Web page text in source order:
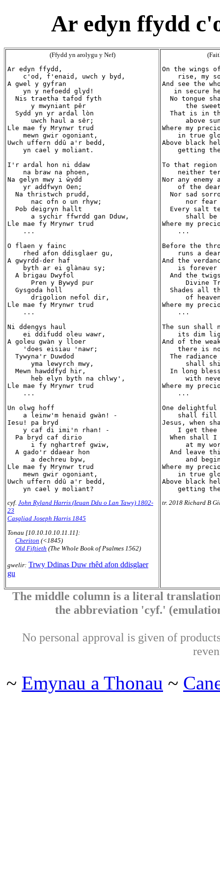
Ar edyn ffydd
(Ffydd yn arolygu y Nef)
Ar edyn ffydd,
    c'od, f'enaid, uwch y byd,
A gwel y gyfran
    yn y nefoedd glyd!
  Nis traetha tafod fyth
      y mwyniant pêr
  Sydd yn yr ardal lòn
      uwch haul a sêr;
Lle mae fy Mrynwr trud
    mewn gwir ogoniant,
Uwch uffern ddû a'r bedd,
    yn cael y moliant.
I'r ardal hon ni ddaw
    na braw na phoen,
Na gelyn mwy i ŵydd
    yr addfwyn Oen;
  Na thristwch prudd,
      nac ofn o un rhyw;
  Pob deigryn hallt
      a sychir ffwrdd gan Dduw,
Lle mae fy Mrynwr trud
    ...
O flaen y fainc
    rhed afon ddisglaer gu,
A gwyrdd-der haf
    byth ar ei glànau sy;
  A brigau Dwyfol
      Pren y Bywyd pur
  Gysgoda holl
      drigolion nefol dir,
Lle mae fy Mrynwr trud
    ...
Ni ddengys haul
    ei ddifudd oleu wawr,
A goleu gwàn y lloer
    'does eisiau 'nawr;
  Tywyna'r Duwdod
      yma lewyrch mwy,
  Mewn hawddfyd hir,
      heb elyn byth na chlwy',
Lle mae fy Mrynwr trud
    ...
Un olwg hoff
    a leinw'm henaid gwàn! -
Iesu! pa bryd
    y caf di imi'n rhan! -
  Pa bryd caf dirio
      i fy nghartref gwiw,
  A gado'r ddaear hon
      a dechreu byw,
Lle mae fy Mrynwr trud
    mewn gwir ogoniant,
Uwch uffern ddû a'r bedd,
cyf. John Ryland Harris (Ieuan Ddu o Lan Tawy) 1802-
23
Casgliad Joseph Harris 1845
Tonau [10.10.10.10.11.11]:
Cheriton (<1845)
Old Fiftieth (The Whole Book of Psalmes 1562)
gwelir: Trwy Ddinas Duw rhêd afon ddisglaer
gu
On the wings
rise, my
And see the
in secure
No tongue
the
That is in
above
Where my
in true
Above black
getting
To that region
neither
Nor any enemy
of the
Nor sad
nor fear
Every salt
shall be
Where my
    ...
Before the
runs a
And the
is forever
And the
Divine
Shades all
of
Where my
    ...
The sun shall
its dim
And of the
there is
The radiance
shall
In long
with
Where my
    ...
One delightful
shall fill
Jesus, when
I get thee
When shall I
at my
And leave
and
Where my
in true
Above black
tr. 2018 Richard B
The middle column is a literal
the abbreviation 'cyf.'
No personal approval is given of
~ Emynau a Thonau ~